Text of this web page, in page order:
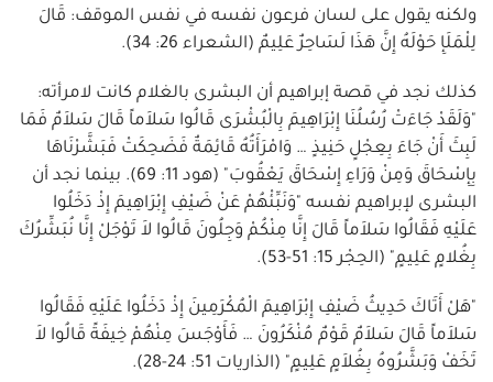
ولكنه يقول على لسان فرعون نفسه في نفس الموقف: قَالَ
لِلْمَلَإِ حَوْلَهُ إِنَّ هَذَا لَسَاحِرٌ عَلِيمٌ (الشعراء 26: 34).
كذلك نجد في قصة إبراهيم أن البشرى بالغلام كانت لامرأته:
"وَلَقَدْ جَاءَتْ رُسُلُنَا إِبْرَاهِيمَ بِالْبُشْرَى قَالُوا سَلاَماً قَالَ سَلاَمٌ فَمَا
لَبِثَ أَنْ جَاءَ بِعِجْلٍ حَنِيذٍ … وَامْرَأَتُهُ قَائِمَةٌ فَضَحِكَتْ فَبَشَّرْنَاهَا
بِإِسْحَاقَ وَمِنْ وَرَاءِ إِسْحَاقَ يَعْقُوبَ" (هود 11: 69). بينما نجد أن
البشرى لإبراهيم نفسه "وَنَبِّئْهُمْ عَنْ ضَيْفِ إِبْرَاهِيمَ إِذْ دَخَلُوا
عَلَيْهِ فَقَالُوا سَلاَماً قَالَ إِنَّا مِنْكُمْ وَجِلُونَ قَالُوا لاَ تَوْجَلْ إِنَّا نُبَشِّرُكَ
بِغُلامٍ عَلِيمٍ" (الحِجْر 15: 51-53).
"هَلْ أَتَاكَ حَدِيثُ ضَيْفِ إِبْرَاهِيمَ الْمُكْرَمِينَ إِذْ دَخَلُوا عَلَيْهِ فَقَالُوا
سَلاَماً قَالَ سَلاَمٌ قَوْمٌ مُنْكَرُونَ … فَأَوْجَسَ مِنْهُمْ خِيفَةً قَالُوا لاَ
تَخَفْ وَبَشَّرُوهُ بِغُلاَمٍ عَلِيمٍ" (الذاريات 51: 24-28).